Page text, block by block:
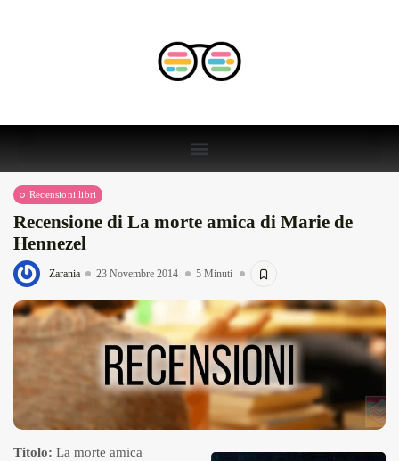
Recensioni libri
Recensione di La morte amica di Marie de
Hennezel
Zarania 23 Novembre 2014 5 Minuti
Titolo: La morte amica